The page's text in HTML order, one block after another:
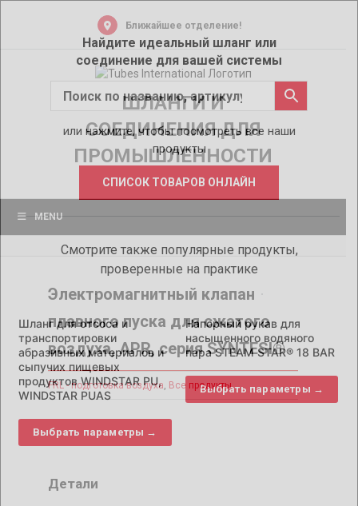
Ближайшее отделение!
ШЛАНГИ И
СОЕДИНЕНИЯ ДЛЯ
ПРОМЫШЛЕННОСТИ
MENU
Электромагнитный клапан
плавного пуска для сжатого
воздуха, APR, серия SYNTESI®
FRL - подготовка воздуха, Все продукты
Детали
Найдите идеальный шланг или
соединение для вашей системы
или нажмите, чтобы посмотреть все наши
продукты
СПИСОК ТОВАРОВ ОНЛАЙН
Смотрите также популярные продукты,
проверенные на практике
Шланг для отсоса и
транспортировки
абразивных материалов и
сыпучих пищевых
продуктов WINDSTAR PU,
WINDSTAR PUAS
Выбрать параметры →
Напорный рукав для
насыщенного водяного
пара STEAM STAR® 18 BAR
Выбрать параметры →